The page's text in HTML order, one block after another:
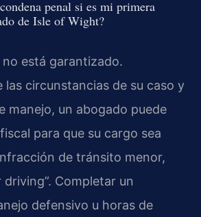
penal si es mi primera
de Isle of Wight?
no está garantizado.
las circunstancias de su caso y
manejo, un abogado puede
para que su cargo sea
de tránsito menor,
Completar un
defensivo u horas de